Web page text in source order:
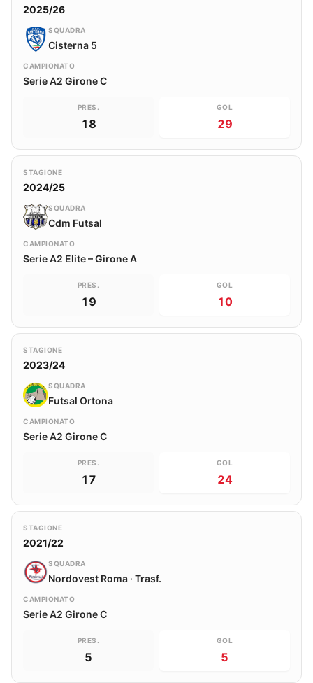
2025/26
SQUADRA
Cisterna 5
CAMPIONATO
Serie A2 Girone C
PRES.
18
GOL
29
STAGIONE
2024/25
SQUADRA
Cdm Futsal
CAMPIONATO
Serie A2 Elite – Girone A
PRES.
19
GOL
10
STAGIONE
2023/24
SQUADRA
Futsal Ortona
CAMPIONATO
Serie A2 Girone C
PRES.
17
GOL
24
STAGIONE
2021/22
SQUADRA
Nordovest Roma · Trasf.
CAMPIONATO
Serie A2 Girone C
PRES.
5
GOL
5